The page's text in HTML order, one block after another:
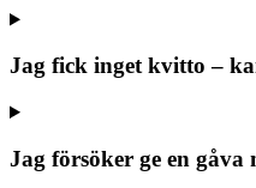
Jag fick inget kvitto –
Jag försöker ge en